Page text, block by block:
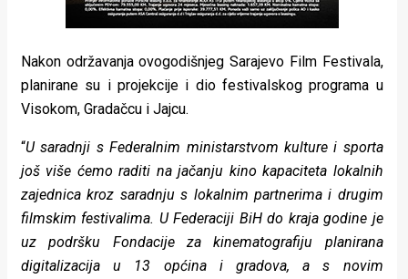
Nakon održavanja ovogodišnjeg Sarajevo Film Festivala,
planirane su i projekcije i dio festivalskog programa u
Visokom, Gradačcu i Jajcu.
“U saradnji s Federalnim ministarstvom kulture i sporta
još više ćemo raditi na jačanju kino kapaciteta lokalnih
zajednica kroz saradnju s lokalnim partnerima i drugim
filmskim festivalima. U Federaciji BiH do kraja godine je
uz podršku Fondacije za kinematografiju planirana
digitalizacija u 13 općina i gradova, a s novim